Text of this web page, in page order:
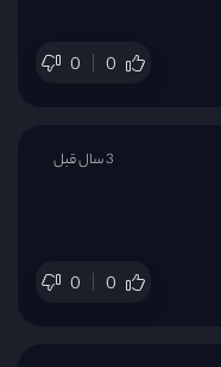
0 0
0 0
3 سال قبل